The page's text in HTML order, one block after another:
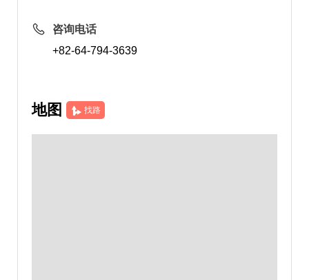
咨询电话
+82-64-794-3639
地图 找路